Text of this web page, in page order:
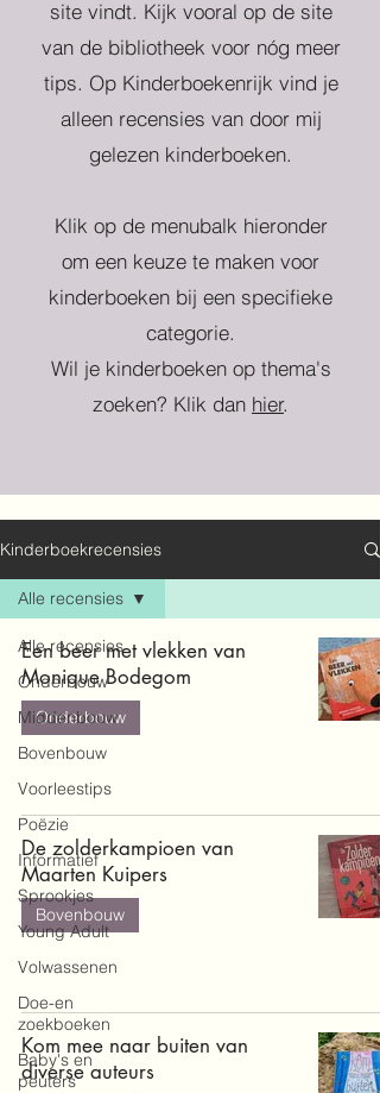
site vindt. Kijk vooral op de site
van de bibliotheek voor nóg meer
tips. Op Kinderboekenrijk vind je
alleen recensies van door mij
gelezen kinderboeken.
Klik op de menubalk hieronder
om een keuze te maken voor
kinderboeken bij een specifieke
categorie.
Wil je kinderboeken op thema's
zoeken? Klik dan hier.
Kinderboekrecensies
Alle recensies
Onderbouw
Middenbouw
Bovenbouw
Voorleestips
Poëzie
Informatief
Sprookjes
Young Adult
Volwassenen
Doe-en
zoekboeken
Baby's en
peuters
Alle recensies
Een beer met vlekken van
Monique Bodegom
Onderbouw
De zolderkampioen van
Maarten Kuipers
Bovenbouw
Kom mee naar buiten van
diverse auteurs